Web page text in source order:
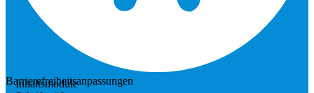
Barrierefreiheitsanpassungen
Inhaltsmodule